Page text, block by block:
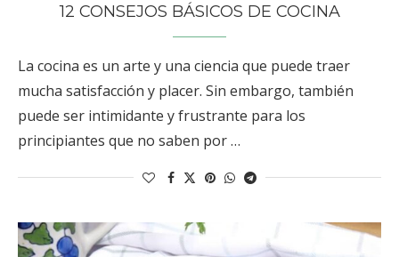
12 CONSEJOS BÁSICOS DE COCINA
La cocina es un arte y una ciencia que puede traer
mucha satisfacción y placer. Sin embargo, también
puede ser intimidante y frustrante para los
principiantes que no saben por …